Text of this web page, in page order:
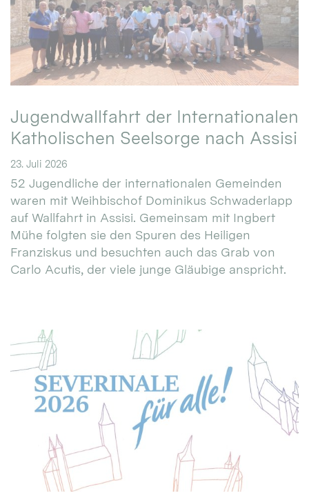
Jugendwallfahrt der Internationalen
Katholischen Seelsorge nach Assisi
23. Juli 2026
52 Jugendliche der internationalen Gemeinden
waren mit Weihbischof Dominikus Schwaderlapp
auf Wallfahrt in Assisi. Gemeinsam mit Ingbert
Mühe folgten sie den Spuren des Heiligen
Franziskus und besuchten auch das Grab von
Carlo Acutis, der viele junge Gläubige anspricht.